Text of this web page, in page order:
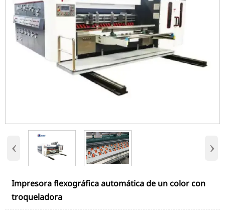
‹ ›
Impresora flexográfica automática de un color con
troqueladora